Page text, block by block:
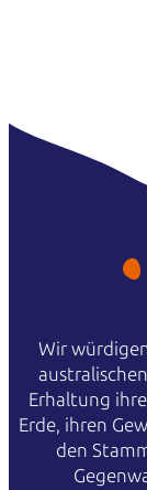
Wir
Erhaltung
Erde, ihren
den